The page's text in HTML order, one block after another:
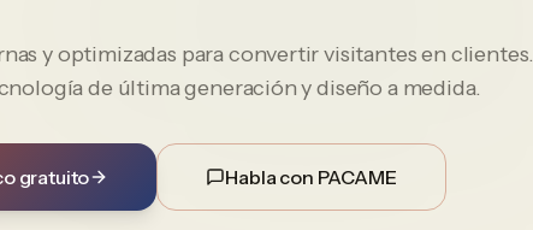
y optimizadas para convertir visitantes en clientes.
de última generación y diseño a medida.
gratuito Habla con PACAME